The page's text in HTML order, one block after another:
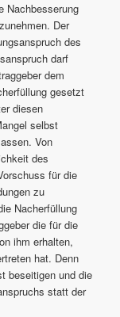
Nachbesserung
Der
des
darf
dem
gesetzt
diesen
selbst
Von
des
für die
zu
Nacherfüllung
die für die
ihm erhalten,
hat. Denn
beseitigen und die
statt der